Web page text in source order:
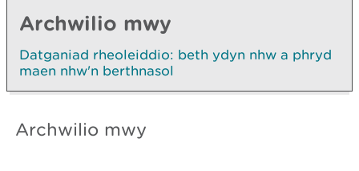
Archwilio mwy
Datganiad rheoleiddio: beth ydyn nhw a phryd
maen nhw'n berthnasol
Archwilio mwy